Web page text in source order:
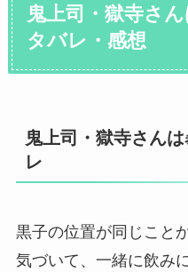
鬼上司・獄寺さ
タバレ・感想
鬼上司・獄寺さん
レ
黒子の位置が同じこと
気づいて、一緒に飲み